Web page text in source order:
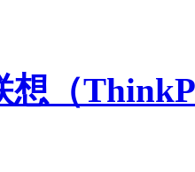
想（